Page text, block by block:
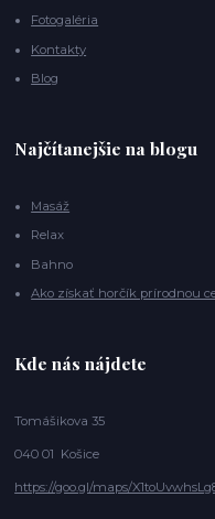
Fotogaléria
Kontakty
Blog
Najčítanejšie na blogu
Masáž
Relax
Bahno
Ako získať horčík prírodnou
Kde nás nájdete
Tomášikova 35
040 01 Košice
https://goo.gl/maps/